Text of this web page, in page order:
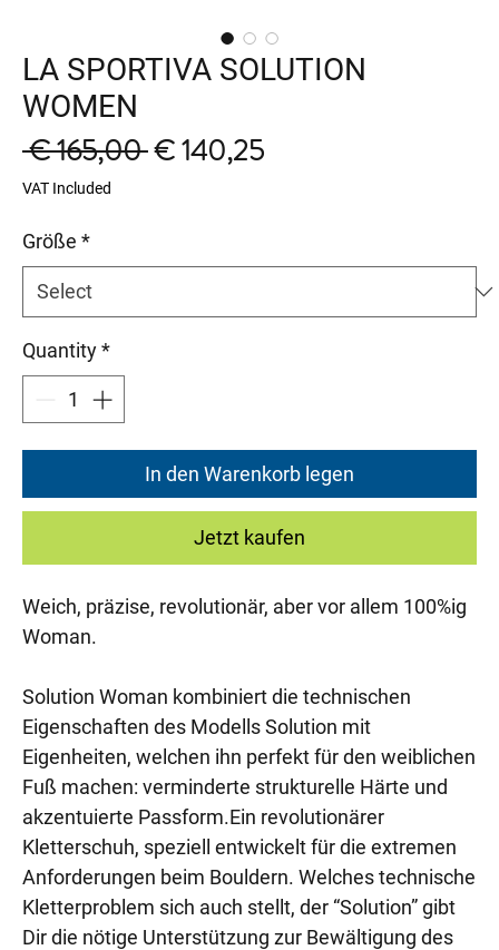
LA SPORTIVA SOLUTION
WOMEN
€ 165,00 Regular
€ 140,25Sale
VAT Included
Größe *
Quantity*
In den Warenkorb legen
Jetzt kaufen
Weich, präzise, revolutionär, aber vor allem 100%ig
Woman.
Solution Woman kombiniert die technischen
Eigenschaften des Modells Solution mit
Eigenheiten, welchen ihn perfekt für den weiblichen
Fuß machen: verminderte strukturelle Härte und
akzentuierte Passform.Ein revolutionärer
Kletterschuh, speziell entwickelt für die extremen
Anforderungen beim Bouldern. Welches technische
Kletterproblem sich auch stellt, der “Solution” gibt
Dir die nötige Unterstützung zur Bewältigung des